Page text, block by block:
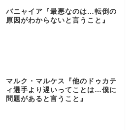
バニャイア『最悪なのは…転倒の
原因がわからないと言うこと』
マルク・マルケス『他のドゥカテ
ィ選手より遅いってことは…僕に
問題があると言うこと』